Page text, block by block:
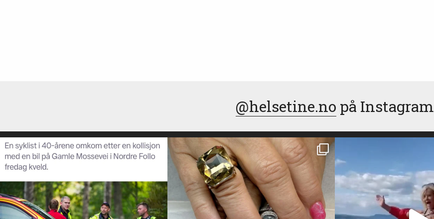
@helsetine.no på Instagram